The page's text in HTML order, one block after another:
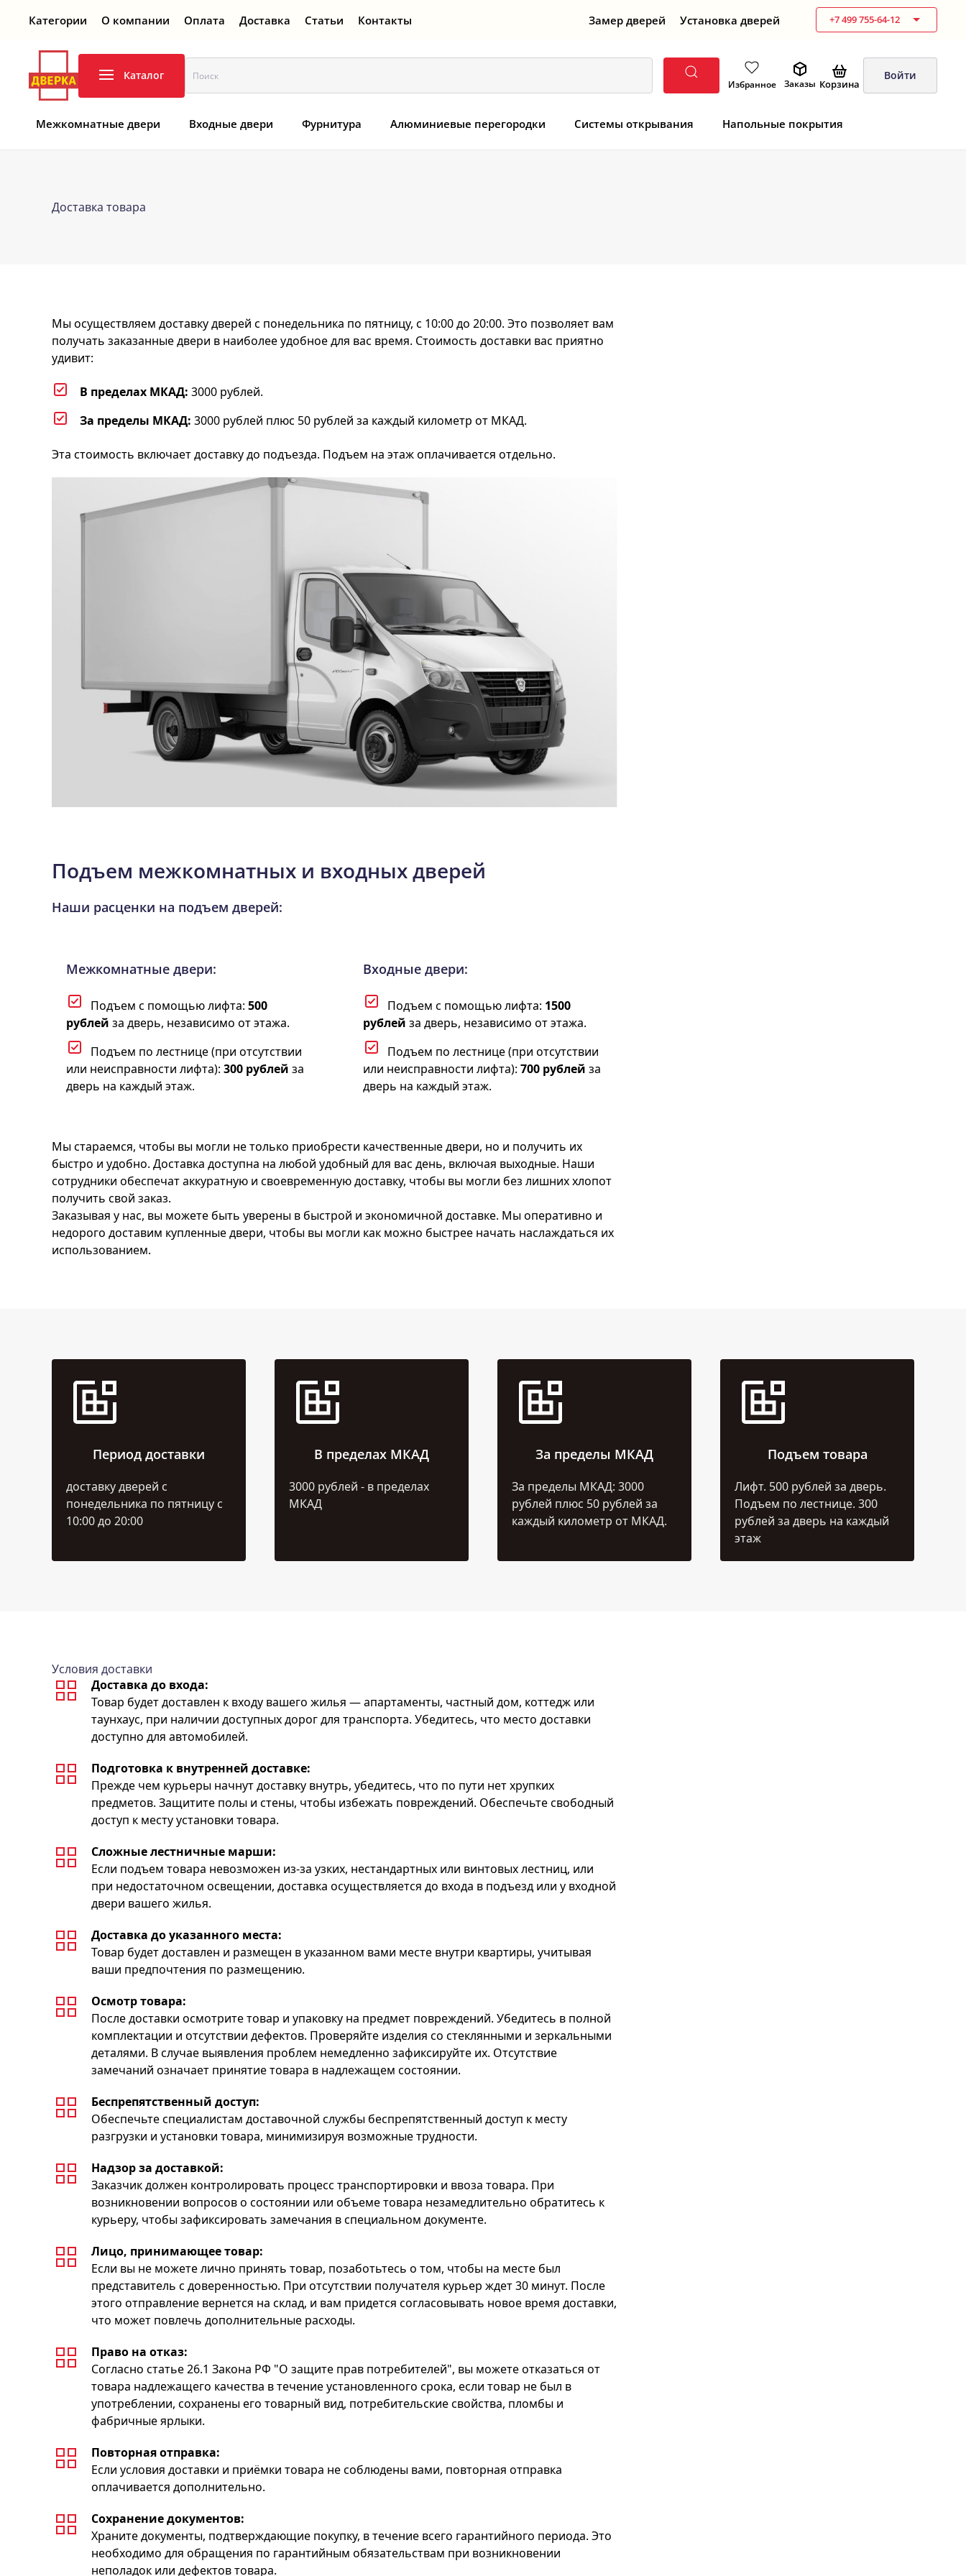
Категории О компании Оплата Доставка Статьи Контакты Замер дверей Установка дверей +7 499 755-64-12
Каталог
Избранное Заказы Корзина
Войти
Межкомнатные двери Входные двери Фурнитура Алюминиевые перегородки Системы открывания Напольные покрытия
Доставка товара
Мы осуществляем доставку дверей с понедельника по пятницу, с 10:00 до 20:00. Это позволяет вам
получать заказанные двери в наиболее удобное для вас время. Стоимость доставки вас приятно
удивит:
В пределах МКАД: 3000 рублей.
За пределы МКАД: 3000 рублей плюс 50 рублей за каждый километр от МКАД.
Эта стоимость включает доставку до подъезда. Подъем на этаж оплачивается отдельно.
Подъем межкомнатных и входных дверей
Наши расценки на подъем дверей:
Межкомнатные двери:
Подъем с помощью лифта: 500
рублей за дверь, независимо от этажа.
Подъем по лестнице (при отсутствии
или неисправности лифта): 300 рублей за
дверь на каждый этаж.
Входные двери:
Подъем с помощью лифта: 1500
рублей за дверь, независимо от этажа.
Подъем по лестнице (при отсутствии
или неисправности лифта):700 рублей за
дверь на каждый этаж.
Мы стараемся, чтобы вы могли не только приобрести качественные двери, но и получить их
быстро и удобно. Доставка доступна на любой удобный для вас день, включая выходные. Наши
сотрудники обеспечат аккуратную и своевременную доставку, чтобы вы могли без лишних хлопот
получить свой заказ.
Заказывая у нас, вы можете быть уверены в быстрой и экономичной доставке. Мы оперативно и
недорого доставим купленные двери, чтобы вы могли как можно быстрее начать наслаждаться их
использованием.
Период доставки
доставку дверей с
понедельника по пятницу с
10:00 до 20:00
В пределах МКАД
3000 рублей - в пределах
МКАД
За пределы МКАД
За пределы МКАД: 3000
рублей плюс 50 рублей за
каждый километр от МКАД.
Подъем товара
Лифт. 500 рублей за дверь.
Подъем по лестнице. 300
рублей за дверь на каждый
этаж
Условия доставки
Доставка до входа:
Товар будет доставлен к входу вашего жилья — апартаменты, частный дом, коттедж или
таунхаус, при наличии доступных дорог для транспорта. Убедитесь, что место доставки
доступно для автомобилей.
Подготовка к внутренней доставке:
Прежде чем курьеры начнут доставку внутрь, убедитесь, что по пути нет хрупких
предметов. Защитите полы и стены, чтобы избежать повреждений. Обеспечьте свободный
доступ к месту установки товара.
Сложные лестничные марши:
Если подъем товара невозможен из-за узких, нестандартных или винтовых лестниц, или
при недостаточном освещении, доставка осуществляется до входа в подъезд или у входной
двери вашего жилья.
Доставка до указанного места:
Товар будет доставлен и размещен в указанном вами месте внутри квартиры, учитывая
ваши предпочтения по размещению.
Осмотр товара:
После доставки осмотрите товар и упаковку на предмет повреждений. Убедитесь в полной
комплектации и отсутствии дефектов. Проверяйте изделия со стеклянными и зеркальными
деталями. В случае выявления проблем немедленно зафиксируйте их. Отсутствие
замечаний означает принятие товара в надлежащем состоянии.
Беспрепятственный доступ:
Обеспечьте специалистам доставочной службы беспрепятственный доступ к месту
разгрузки и установки товара, минимизируя возможные трудности.
Надзор за доставкой:
Заказчик должен контролировать процесс транспортировки и ввоза товара. При
возникновении вопросов о состоянии или объеме товара незамедлительно обратитесь к
курьеру, чтобы зафиксировать замечания в специальном документе.
Лицо, принимающее товар:
Если вы не можете лично принять товар, позаботьтесь о том, чтобы на месте был
представитель с доверенностью. При отсутствии получателя курьер ждет 30 минут. После
этого отправление вернется на склад, и вам придется согласовывать новое время доставки,
что может повлечь дополнительные расходы.
Право на отказ:
Согласно статье 26.1 Закона РФ "О защите прав потребителей", вы можете отказаться от
товара надлежащего качества в течение установленного срока, если товар не был в
употреблении, сохранены его товарный вид, потребительские свойства, пломбы и
фабричные ярлыки.
Повторная отправка:
Если условия доставки и приёмки товара не соблюдены вами, повторная отправка
оплачивается дополнительно.
Сохранение документов:
Храните документы, подтверждающие покупку, в течение всего гарантийного периода. Это
необходимо для обращения по гарантийным обязательствам при возникновении
неполадок или дефектов товара.